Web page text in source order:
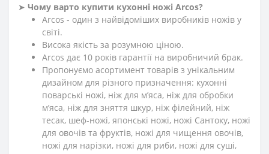
➤ Чому варто купити кухонні ножі Arcos?
Arcos - один з найвідоміших виробників ножів у
світі.
Висока якість за розумною ціною.
Arcos дає 10 років гарантії на виробничий брак.
Пропонуємо асортимент товарів з унікальним
дизайном для різного призначення: кухонні
поварські ножі, ніж для м’яса, ніж для обробки
м’яса, ніж для зняття шкур, ніж філейний, ніж
тесак, шеф-ножі, японські ножі, ножі Сантоку, ножі
для овочів та фруктів, ножі для чищення овочів,
ножі для нарізки, ножі для риби, ножі для суші,